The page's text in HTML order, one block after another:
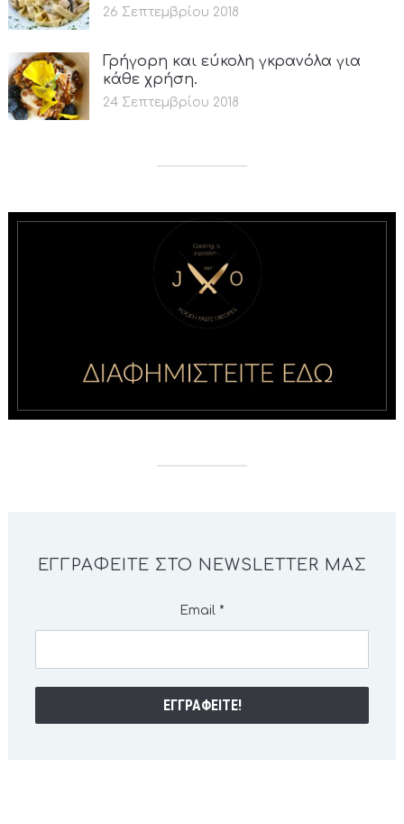
26 Σεπτεμβρίου 2018
Γρήγορη και εύκολη γκρανόλα για
κάθε χρήση.
24 Σεπτεμβρίου 2018
ΕΓΓΡΑΦΕΊΤΕ ΣΤΟ NEWSLETTER ΜΑΣ
Email *